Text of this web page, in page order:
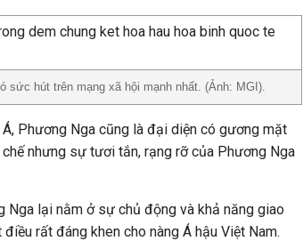
sức hút trên mạng xã hội mạnh nhất. (Ảnh: MGI).
Phương Nga cũng là đại diện có gương mặt
chế nhưng sự tươi tắn, rạng rỡ của Phương Nga
Nga lại nằm ở sự chủ động và khả năng giao
rất đáng khen cho nàng Á hậu Việt Nam.